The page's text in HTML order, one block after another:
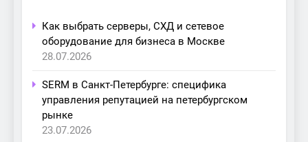
Как выбрать серверы, СХД и сетевое
оборудование для бизнеса в Москве
28.07.2026
SERM в Санкт-Петербурге: специфика
управления репутацией на петербургском
рынке
23.07.2026